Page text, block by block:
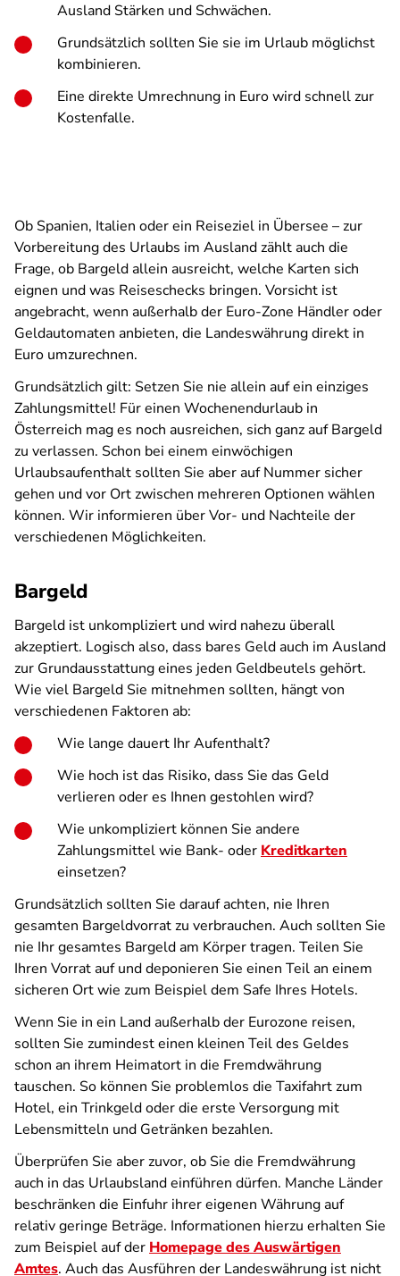
Ausland Stärken und Schwächen.
Grundsätzlich sollten Sie sie im Urlaub möglichst
kombinieren.
Eine direkte Umrechnung in Euro wird schnell zur
Kostenfalle.
Ob Spanien, Italien oder ein Reiseziel in Übersee – zur
Vorbereitung des Urlaubs im Ausland zählt auch die
Frage, ob Bargeld allein ausreicht, welche Karten sich
eignen und was Reiseschecks bringen. Vorsicht ist
angebracht, wenn außerhalb der Euro-Zone Händler oder
Geldautomaten anbieten, die Landeswährung direkt in
Euro umzurechnen.
Grundsätzlich gilt: Setzen Sie nie allein auf ein einziges
Zahlungsmittel! Für einen Wochenendurlaub in
Österreich mag es noch ausreichen, sich ganz auf Bargeld
zu verlassen. Schon bei einem einwöchigen
Urlaubsaufenthalt sollten Sie aber auf Nummer sicher
gehen und vor Ort zwischen mehreren Optionen wählen
können. Wir informieren über Vor- und Nachteile der
verschiedenen Möglichkeiten.
Bargeld
Bargeld ist unkompliziert und wird nahezu überall
akzeptiert. Logisch also, dass bares Geld auch im Ausland
zur Grundausstattung eines jeden Geldbeutels gehört.
Wie viel Bargeld Sie mitnehmen sollten, hängt von
verschiedenen Faktoren ab:
Wie lange dauert Ihr Aufenthalt?
Wie hoch ist das Risiko, dass Sie das Geld
verlieren oder es Ihnen gestohlen wird?
Wie unkompliziert können Sie andere
Zahlungsmittel wie Bank- oder Kreditkarten
einsetzen?
Grundsätzlich sollten Sie darauf achten, nie Ihren
gesamten Bargeldvorrat zu verbrauchen. Auch sollten Sie
nie Ihr gesamtes Bargeld am Körper tragen. Teilen Sie
Ihren Vorrat auf und deponieren Sie einen Teil an einem
sicheren Ort wie zum Beispiel dem Safe Ihres Hotels.
Wenn Sie in ein Land außerhalb der Eurozone reisen,
sollten Sie zumindest einen kleinen Teil des Geldes
schon an ihrem Heimatort in die Fremdwährung
tauschen. So können Sie problemlos die Taxifahrt zum
Hotel, ein Trinkgeld oder die erste Versorgung mit
Lebensmitteln und Getränken bezahlen.
Überprüfen Sie aber zuvor, ob Sie die Fremdwährung
auch in das Urlaubsland einführen dürfen. Manche Länder
beschränken die Einfuhr ihrer eigenen Währung auf
relativ geringe Beträge. Informationen hierzu erhalten Sie
zum Beispiel auf der Homepage des Auswärtigen
Amtes. Auch das Ausführen der Landeswährung ist nicht